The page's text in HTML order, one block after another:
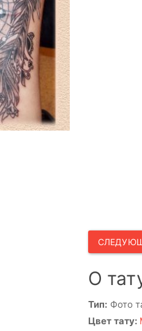
О
Тип: Фото
Цвет тату: